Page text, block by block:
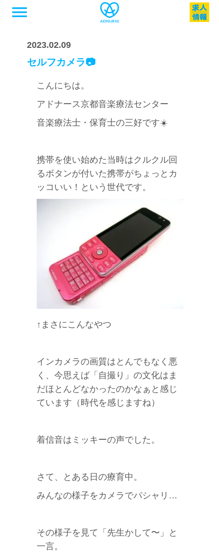
menu
2023.02.09
セルフカメラ📷
こんにちは。
アドナース京都音楽療法センター
音楽療法士・保育士の三好です☀️
携帯を使い始めた当時はクルクル回
るボタンが付いた携帯がちょっとカ
ッコいい！という世代です。
↑まさにこんなやつ
インカメラの画質はとんでもなく悪
く、今思えば「自撮り」の文化はま
だほとんどなかったのかなぁと感じ
ています（時代を感じますね）
着信音はミッキーの声でした。
さて、とある日の療育中。
みんなの様子をカメラでパシャリ…
その様子を見て「先生かして〜」と
一言。